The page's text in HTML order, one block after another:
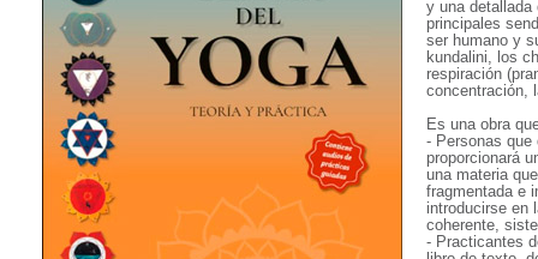
y una
principales
ser humano y
kundalini, los
respiración
concentración,
Es una obra
- Personas que
proporcionará
una materia
fragmentada e
introducirse en
coherente,
- Practicantes